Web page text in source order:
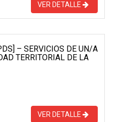
VER DETALLE
– SERVICIOS DE UN/A
TERRITORIAL DE LA
VER DETALLE